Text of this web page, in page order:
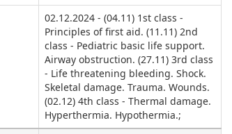
02.12.2024 - (04.11) 1st class -
Principles of first aid. (11.11) 2nd
class - Pediatric basic life support.
Airway obstruction. (27.11) 3rd class
- Life threatening bleeding. Shock.
Skeletal damage. Trauma. Wounds.
(02.12) 4th class - Thermal damage.
Hyperthermia. Hypothermia.;